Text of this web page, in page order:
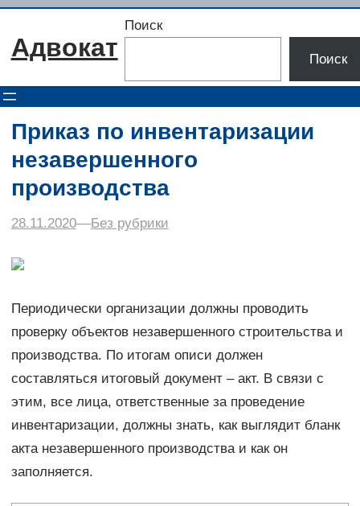
Перейти
содержимому
Адвокат
Поиск
Поиск
Приказ по инвентаризации
незавершенного
производства
28.11.2020––Без рубрики
Периодически организации должны проводить
проверку объектов незавершенного строительства и
производства. По итогам описи должен
составляться итоговый документ – акт. В связи с
этим, все лица, ответственные за проведение
инвентаризации, должны знать, как выглядит бланк
акта незавершенного производства и как он
заполняется.